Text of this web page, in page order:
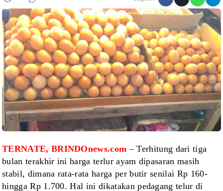
TERNATE, BRINDOnews.com– Terhitung dari tiga
bulan terakhir ini harga terlur ayam dipasaran masih
stabil, dimana rata-rata harga per butir senilai Rp 160-
hingga Rp 1.700. Hal ini dikatakan pedagang telur di